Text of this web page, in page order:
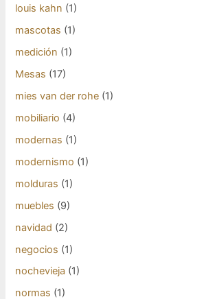
louis kahn (1)
mascotas (1)
medición (1)
Mesas (17)
mies van der rohe (1)
mobiliario (4)
modernas (1)
modernismo (1)
molduras (1)
muebles (9)
navidad (2)
negocios (1)
nochevieja (1)
normas (1)